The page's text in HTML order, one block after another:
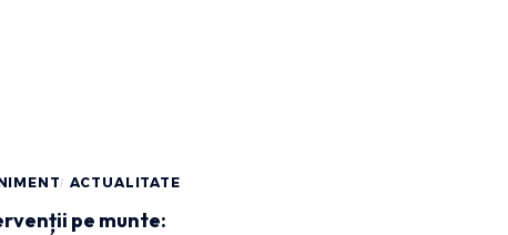
ACTUALITATE
pe munte: